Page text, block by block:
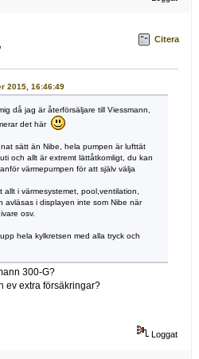
Citera
2015, 16:46:49
då jag är återförsäljare till Viessmann,
det här
sätt än Nibe, hela pumpen är lufttät
och allt är extremt lättåtkomligt, du kan
värmepumpen för att själv välja
i värmesystemet, pool,ventilation,
avläsas i displayen inte som Nibe när
osv.
hela kylkretsen med alla tryck och
300-G?
ev extra försäkringar?
Loggat